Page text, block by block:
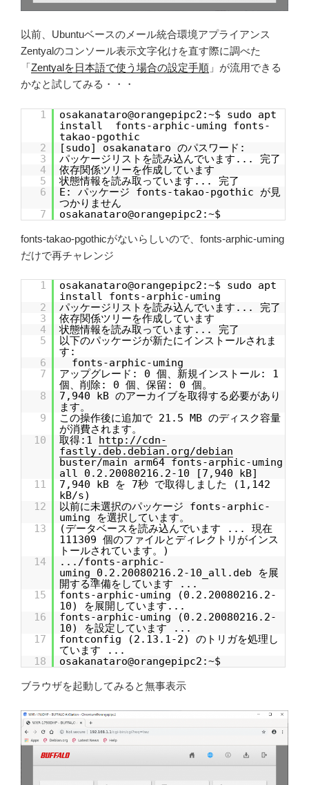
以前、Ubuntuベースのメール統合環境アプライアンス
Zentyalのコンソール表示文字化けを直す際に調べた
「Zentyalを日本語で使う場合の設定手順 」が流用できる
かなと試してみる・・・
1
osakanataro@orangepipc2:~$ sudo apt
install fonts-arphic-uming fonts-
takao-pgothic
2
[sudo] osakanataro のパスワード:
3
パッケージリストを読み込んでいます... 完了
4
依存関係ツリーを作成しています
5
状態情報を読み取っています... 完了
6
E: パッケージ fonts-takao-pgothic が見
つかりません
7
osakanataro@orangepipc2:~$
fonts-takao-pgothicがないらしいので、fonts-arphic-uming
だけで再チャレンジ
1
osakanataro@orangepipc2:~$ sudo apt
install fonts-arphic-uming
2
パッケージリストを読み込んでいます... 完了
3
依存関係ツリーを作成しています
4
状態情報を読み取っています... 完了
5
以下のパッケージが新たにインストールされま
す:
6
fonts-arphic-uming
7
アップグレード: 0 個、新規インストール: 1
個、削除: 0 個、保留: 0 個。
8
7,940 kB のアーカイブを取得する必要があり
ます。
9
この操作後に追加で 21.5 MB のディスク容量
が消費されます。
10
取得:1
http://cdn-
fastly.deb.debian.org/debian
buster/main arm64 fonts-arphic-uming
all 0.2.20080216.2-10 [7,940 kB]
11
7,940 kB を 7秒 で取得しました (1,142
kB/s)
12
以前に未選択のパッケージ fonts-arphic-
uming を選択しています。
13
(データベースを読み込んでいます ... 現在
111309 個のファイルとディレクトリがインス
トールされています。)
14
.../fonts-arphic-
uming_0.2.20080216.2-10_all.deb を展
開する準備をしています ...
15
fonts-arphic-uming (0.2.20080216.2-
10) を展開しています...
16
fonts-arphic-uming (0.2.20080216.2-
10) を設定しています ...
17
fontconfig (2.13.1-2) のトリガを処理し
ています ...
18
osakanataro@orangepipc2:~$
ブラウザを起動してみると無事表示